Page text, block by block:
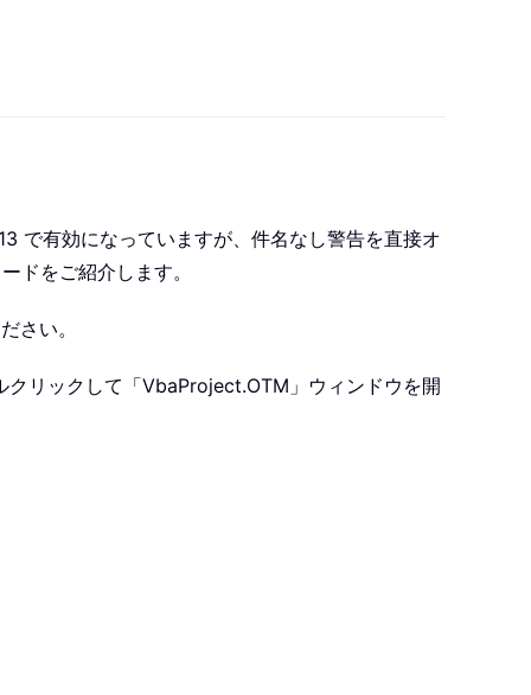
で有効になっていますが、件名なし警告を直接オ
ドをご紹介します。
さい。
リックして「VbaProject.OTM」ウィンドウを開